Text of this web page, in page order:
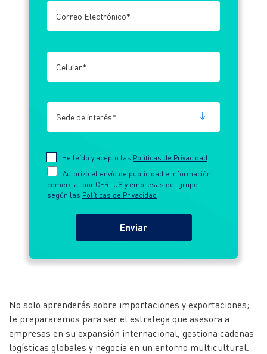
He leído y acepto las Políticas de Privacidad
Autorizo el envío de publicidad e información
comercial por CERTUS y empresas del grupo
según las Políticas de Privacidad
No solo aprenderás sobre importaciones y exportaciones;
te prepararemos para ser el estratega que asesora a
empresas en su expansión internacional, gestiona cadenas
logísticas globales y negocia en un entorno multicultural.